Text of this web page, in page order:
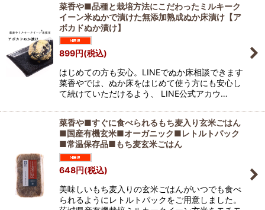
菜香や■品種と栽培方法にこだわったミルキーク
イーン米ぬかで漬けた無添加熟成ぬか床漬け【ア
ボカドぬか漬け】
899円(税込)
はじめての方も安心。LINEでぬか床相談できます
菜香やでは、ぬか床をはじめて使う方にも安心し
て続けていただけるよう、 LINE公式アカウ…
菜香や■すぐに食べられるもち麦入り玄米ごはん
■国産有機玄米■オーガニック■レトルトパック
■常温保存品■もち麦玄米ごはん
648円(税込)
美味しいもち麦入りの玄米ごはんがいつでも食べ
られるようにレトルトパックをご用意しました。